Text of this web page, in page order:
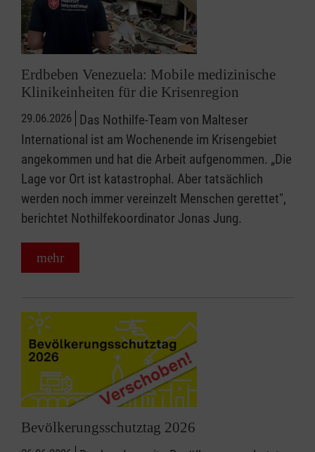
Erdbeben Venezuela: Mobile medizinische
Klinikeinheiten für die Krisenregion
29.06.2026 Das Nothilfe-Team von Malteser
International ist am Wochenende im Krisengebiet
angekommen und hat die Arbeit aufgenommen. „Die
Lage vor Ort ist katastrophal. Aber tatsächlich
werden noch immer vereinzelt Menschen gerettet",
berichtet Nothilfekoordinator Jonas Jung.
mehr
Bevölkerungsschutztag 2026